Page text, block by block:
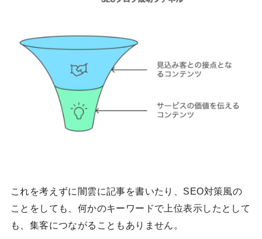
これを考えずに闇雲に記事を書いたり、SEO対策風の
ことをしても、何かのキーワードで上位表示したとして
も、集客につながることもありません。